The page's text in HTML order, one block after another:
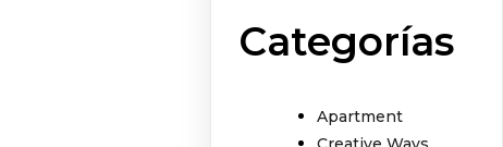
Categorías
Apartment